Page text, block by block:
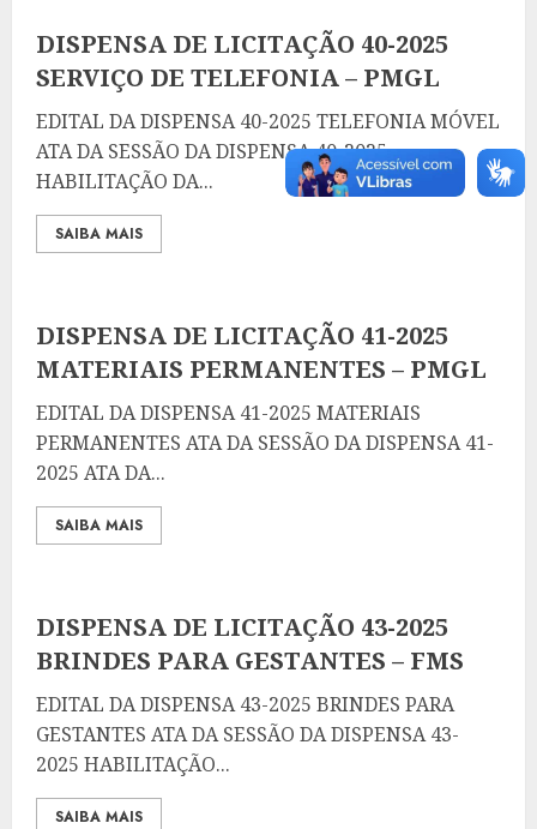
DISPENSA DE LICITAÇÃO 40-2025
SERVIÇO DE TELEFONIA – PMGL
EDITAL DA DISPENSA 40-2025 TELEFONIA MÓVEL
ATA DA SESSÃO DA DISPENSA 40-2025
HABILITAÇÃO DA...
SAIBA MAIS
DISPENSA DE LICITAÇÃO 41-2025
MATERIAIS PERMANENTES – PMGL
EDITAL DA DISPENSA 41-2025 MATERIAIS
PERMANENTES ATA DA SESSÃO DA DISPENSA 41-
2025 ATA DA...
SAIBA MAIS
DISPENSA DE LICITAÇÃO 43-2025
BRINDES PARA GESTANTES – FMS
EDITAL DA DISPENSA 43-2025 BRINDES PARA
GESTANTES ATA DA SESSÃO DA DISPENSA 43-
2025 HABILITAÇÃO...
SAIBA MAIS